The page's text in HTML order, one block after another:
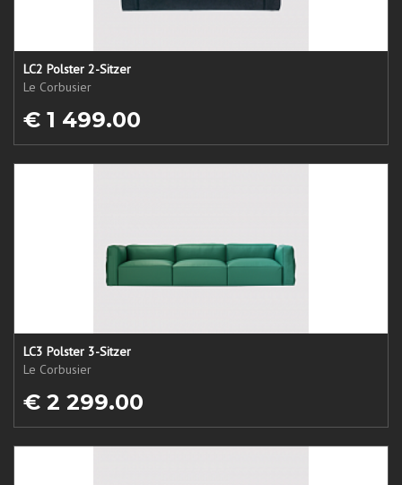
LC2 Polster 2-Sitzer
Le Corbusier
€ 1 499.00
LC3 Polster 3-Sitzer
Le Corbusier
€ 2 299.00